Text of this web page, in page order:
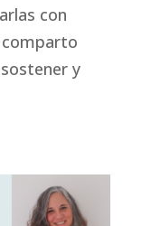
con
comparto
y